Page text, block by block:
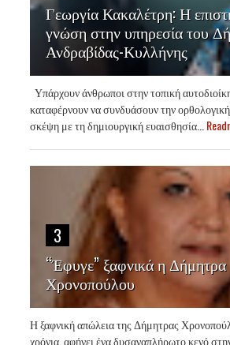
Γεωργία Κακαλέτρη: Η
γνώση στην υπηρεσία του
Ανδραβίδας-Κυλλήνης
Υπάρχουν άνθρωποι στην τοπική
καταφέρνουν να συνδυάσουν την
σκέψη με τη δημιουργική ευαισθησία...
3
“Έφυγε” ξαφνικά η Δήμητρα
Χρονοπούλου
Η ξαφνική απώλεια της Δήμητρας
χρόνια, αφήνει ένα δυσαναπλήρωτο κενό